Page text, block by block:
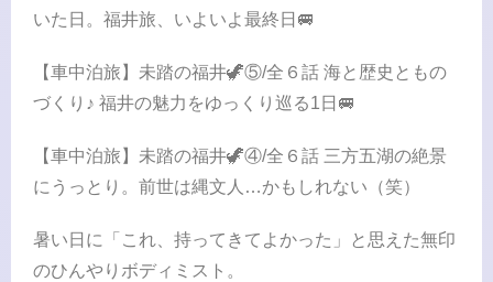
いた日。福井旅、いよいよ最終日🚐
【車中泊旅】未踏の福井🦖⑤/全６話 海と歴史ともの
づくり♪ 福井の魅力をゆっくり巡る1日🚐
【車中泊旅】未踏の福井🦖④/全６話 三方五湖の絶景
にうっとり。前世は縄文人…かもしれない（笑）
暑い日に「これ、持ってきてよかった」と思えた無印
のひんやりボディミスト。